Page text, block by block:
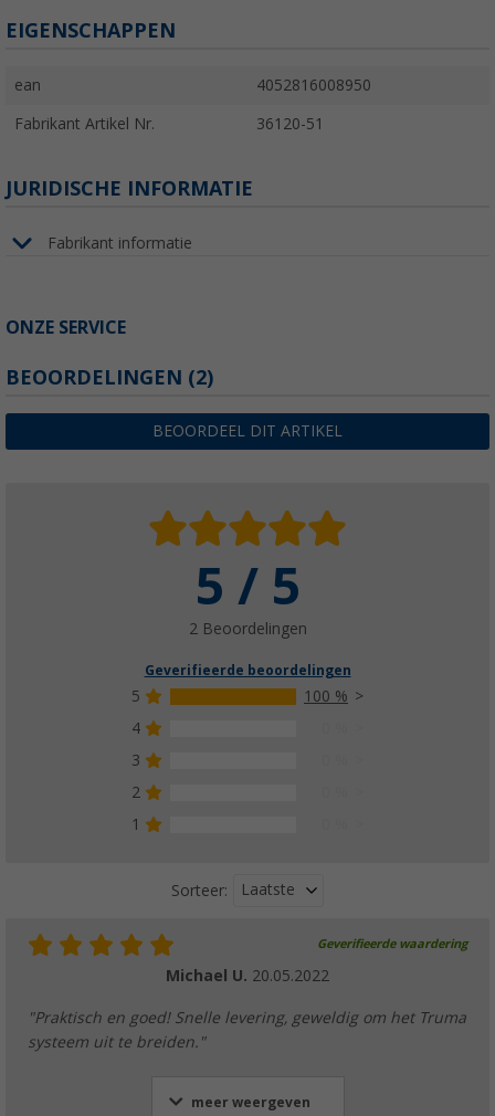
EIGENSCHAPPEN
ean 4052816008950
Fabrikant Artikel Nr. 36120-51
JURIDISCHE INFORMATIE
Fabrikant informatie
ONZE SERVICE
BEOORDELINGEN (2)
BEOORDEEL DIT ARTIKEL
5 / 5
2 Beoordelingen
Geverifieerde beoordelingen
5
100 %
4
3
2
1
Sorteer: Laatste
Geverifieerde waardering
Michael U. 20.05.2022
"Praktisch en goed! Snelle levering, geweldig om het Truma
systeem uit te breiden."
meer weergeven